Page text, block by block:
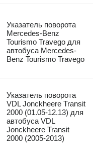
Указатель поворота
Mercedes-Benz
Tourismo Travego для
автобуса Mercedes-
Benz Tourismo Travego
Указатель поворота
VDL Jonckheere Transit
2000 (01.05-12.13) для
автобуса VDL
Jonckheere Transit
2000 (2005-2013)